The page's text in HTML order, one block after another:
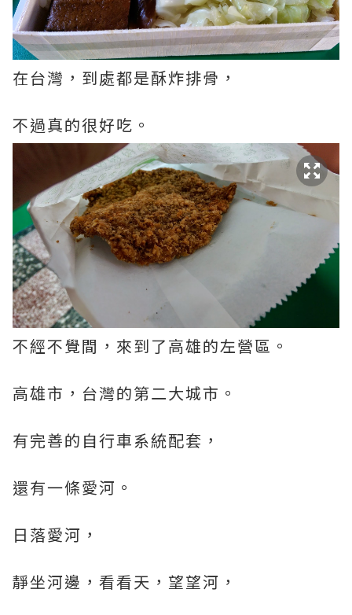
在台灣，到處都是酥炸排骨，
不過真的很好吃。
不經不覺間，來到了高雄的左營區。
高雄市，台灣的第二大城市。
有完善的自行車系統配套，
還有一條愛河。
日落愛河，
靜坐河邊，看看天，望望河，